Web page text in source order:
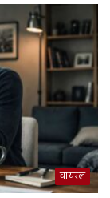
वायरल